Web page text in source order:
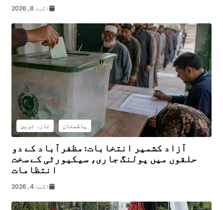
اگست 8, 2026
پاکستان تازہ ترین
آزاد کشمیر انتخابات: مظفرآباد کے دو
حلقوں میں پولنگ جاری، سیکیورٹی کے سخت
انتظامات
اگست 4, 2026